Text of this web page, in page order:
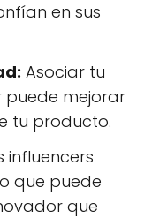
en sus
Asociar tu
puede mejorar
tu producto.
influencers
que puede
que